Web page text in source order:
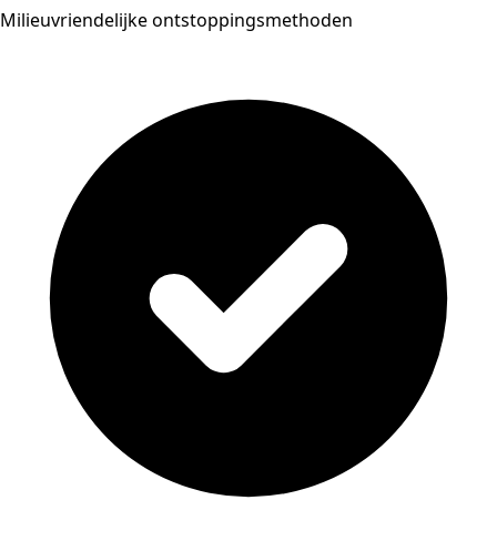
Milieuvriendelijke ontstoppingsmethoden